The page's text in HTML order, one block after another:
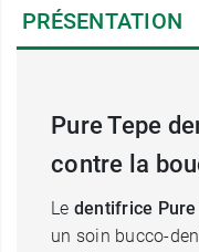
PRÉSENTATION
Pure Tepe
contre la
Le dentifrice
un soin bucco-